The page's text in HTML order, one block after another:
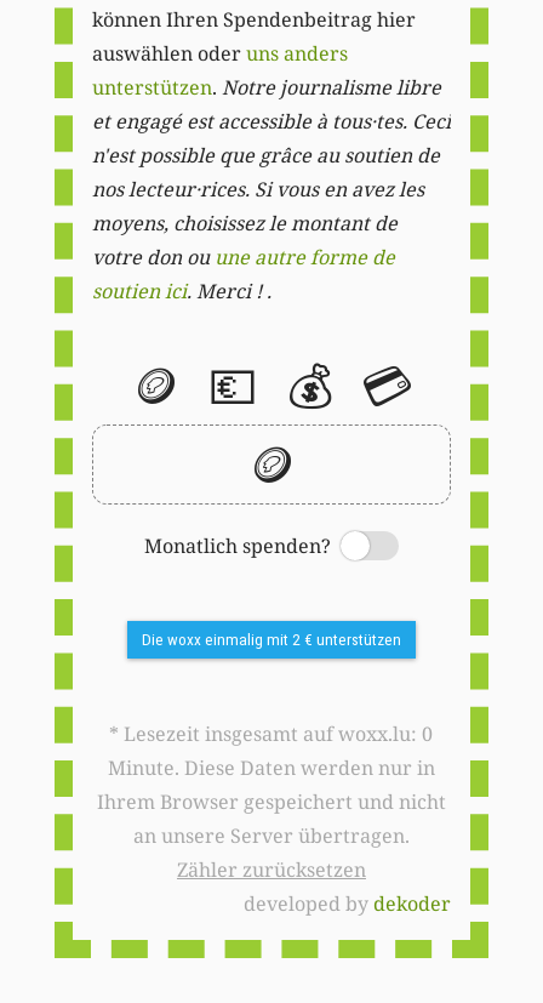
können Ihren Spendenbeitrag hier
auswählen oderuns anders
unterstützen. Notre journalisme libre
et engagé est accessible à tous·tes. Ceci
n'est possible que grâce au soutien de
nos lecteur·rices. Si vous en avez les
moyens, choisissez le montant de
votre don ou une autre forme de
soutien ici. Merci ! .
🪙 💶 💰 💳
🪙
Monatlich spenden?
Switch
Die woxx einmalig mit 2 € unterstützen
* Lesezeit insgesamt auf woxx.lu: 0
Minute. Diese Daten werden nur in
Ihrem Browser gespeichert und nicht
an unsere Server übertragen.
Zähler zurücksetzen
developed bydekoder